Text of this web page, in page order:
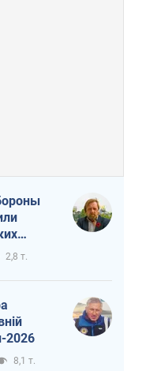
2,8 т.
2026
8,1 т.